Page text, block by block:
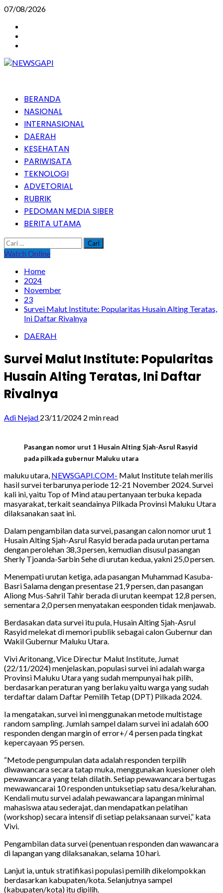
Skip
content
07/08/2026
PrimaryBERANDA
NASIONAL
INTERNASIONAL
DAERAH
KESEHATAN
PARIWISATA
TEKNOLOGI
ADVETORIAL
RUBRIK
PEDOMAN MEDIA SIBER
BERITA UTAMA
Cari
untuk:
Watch Online
Home
2024
November
23
Survei Malut Institute: Popularitas Husain Alting Teratas,
Ini Daftar Rivalnya
DAERAH
Survei Malut Institute: Popularitas
Husain Alting Teratas, Ini Daftar
Rivalnya
Adi Nejad 23/11/2024 2 min read
Pasangan nomor urut 1 Husain Alting Sjah-Asrul Rasyid
pada pilkada gubernur Maluku utara
maluku utara, NEWSGAPI.COM- Malut Institute telah merilis
hasil survei terbarunya periode 12-21 November 2024. Survei
kali ini, yaitu Top of Mind atau pertanyaan terbuka kepada
masyarakat, terkait seandainya Pilkada Provinsi Maluku Utara
dilaksanakan saat ini.
Dalam pengambilan data survei, pasangan calon nomor urut 1
Husain Alting Sjah-Asrul Rasyid berada pada urutan pertama
dengan perolehan 38,3 persen, kemudian disusul pasangan
Sherly Tjoanda-Sarbin Sehe di urutan kedua, yakni 25,0 persen.
Menempati urutan ketiga, ada pasangan Muhammad Kasuba-
Basri Salama dengan presentase 21,9 persen, dan pasangan
Aliong Mus-Sahril Tahir berada di urutan keempat 12,8 persen,
sementara 2,0 persen menyatakan eesponden tidak menjawab.
Berdasakan data survei itu pula, Husain Alting Sjah-Asrul
Rasyid melekat di memori publik sebagai calon Gubernur dan
Wakil Gubernur Maluku Utara.
Vivi Aritonang, Vice Directur Malut Institute, Jumat
(22/11/2024) menjelaskan, populasi survei ini adalah warga
Provinsi Maluku Utara yang sudah mempunyai hak pilih,
berdasarkan peraturan yang berlaku yaitu warga yang sudah
terdaftar dalam Daftar Pemilih Tetap (DPT) Pilkada 2024.
Ia mengatakan, survei ini menggunakan metode multistage
random sampling. Jumlah sampel dalam survei ini adalah 600
responden dengan margin of error+/ 4 persen pada tingkat
kepercayaan 95 persen.
“Metode pengumpulan data adalah responden terpilih
diwawancara secara tatap muka, menggunakan kuesioner oleh
pewawancara yang telah dilatih. Setiap pewawancara bertugas
mewawancarai 10 responden untuksetiap satu desa/kelurahan.
Kendali mutu survei adalah pewawancara lapangan minimal
mahasiswa atau sederajat, dan mendapatkan pelatihan
(workshop) secara intensif di setiap pelaksanaan survei,” kata
Vivi.
Pengambilan data survei (penentuan responden dan wawancara
di lapangan yang dilaksanakan, selama 10 hari.
Lanjut ia, untuk stratifikasi populasi pemilih dikelompokkan
berdasarkan kabupaten/kota. Selanjutnya sampel
(kabupaten/kota) itu dipilih.